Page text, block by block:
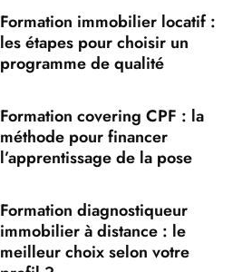
Formation immobilier locatif :
les étapes pour choisir un
programme de qualité
Formation covering CPF : la
méthode pour financer
l’apprentissage de la pose
Formation diagnostiqueur
immobilier à distance : le
meilleur choix selon votre